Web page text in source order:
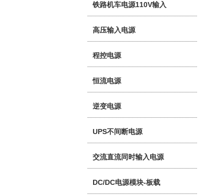
铁路机车电源110V输入
高压输入电源
程控电源
恒流电源
逆变电源
UPS不间断电源
交流直流同时输入电源
DC/DC电源模块-板载